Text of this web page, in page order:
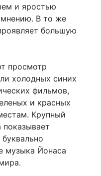
и яростью
В то же
большую
просмотр
холодных синих
фильмов,
и красных
Крупный
музыка Йонаса